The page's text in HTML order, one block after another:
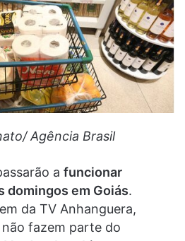
Agência Brasil
a funcionar
domingos em Goiás.
da TV Anhanguera,
fazem parte do